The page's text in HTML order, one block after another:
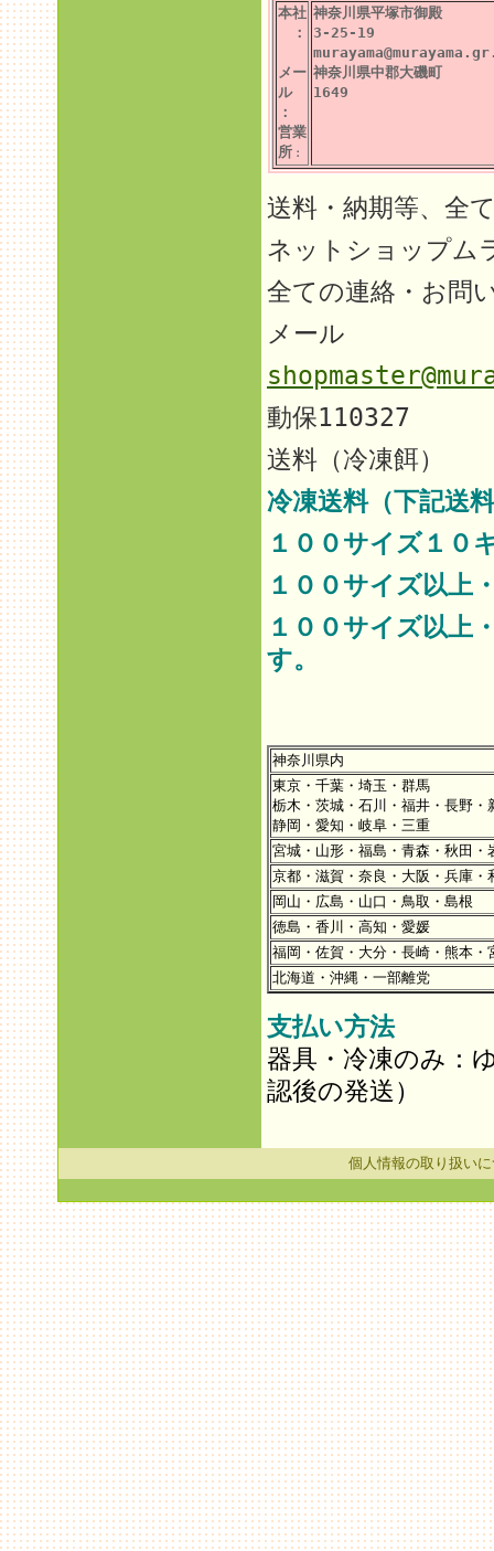
本社
：
メー
ル
：
営業
所 ：
神奈川県平塚市御殿
3-25-19
神奈川県中郡大磯町
1649
送料・納期等、全
ネットショップム
全ての連絡・お問
メール
動保110327
送料（冷凍餌）
冷凍送料（下記送
１００サイズ１０
１００サイズ以上
１００サイズ以上
す。
神奈川県内
東京・千葉・埼玉・群馬
栃木・茨城・石川・福井・長野・
静岡・愛知・岐阜・三重
宮城・山形・福島・青森・秋田・
京都・滋賀・奈良・大阪・兵庫・
岡山・広島・山口・鳥取・島根
徳島・香川・高知・愛媛
福岡・佐賀・大分・長崎・熊本・
北海道・沖縄・一部離党
支払い方法
器具・冷凍のみ：
認後の発送）
個人情報の取り扱い